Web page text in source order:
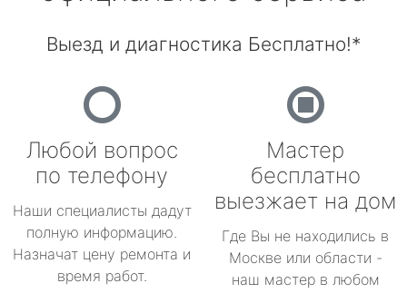
Выезд и диагностика Бесплатно!*
Любой вопрос
по телефону
Наши специалисты дадут
полную информацию.
Назначат цену ремонта и
время работ.
Мастер
бесплатно
выезжает на дом
Где Вы не находились в
Москве или области -
наш мастер в любом